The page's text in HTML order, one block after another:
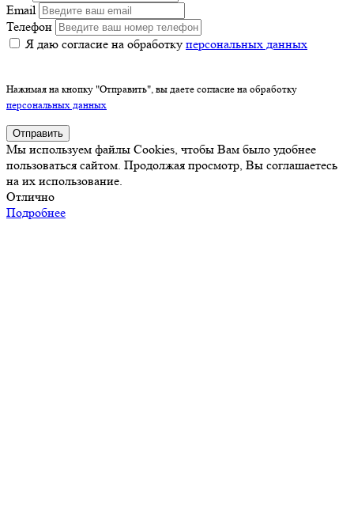
Email
Телефон
Я даю согласие на обработку персональных данных
Нажимая на кнопку "Отправить", вы даете согласие на обработку
персональных данных
Отправить
Мы используем файлы Cookies, чтобы Вам было удобнее
пользоваться сайтом. Продолжая просмотр, Вы соглашаетесь
на их использование.
Отлично
Подробнее